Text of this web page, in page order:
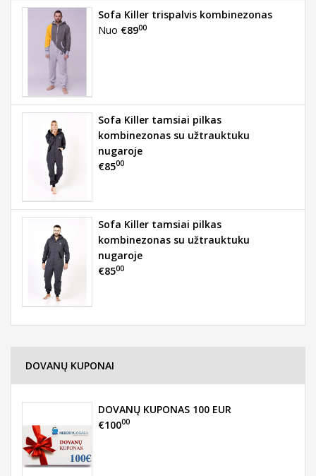
Sofa Killer trispalvis kombinezonas
Nuo €8900
Sofa Killer tamsiai pilkas
kombinezonas su užtrauktuku
nugaroje
€8500
Sofa Killer tamsiai pilkas
kombinezonas su užtrauktuku
nugaroje
€8500
DOVANŲ KUPONAI
DOVANŲ KUPONAS 100 EUR
€10000